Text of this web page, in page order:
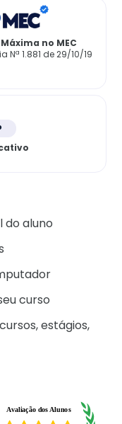
no MEC
Nª 1.881 de 29/10/19
do aluno
curso
estágios,